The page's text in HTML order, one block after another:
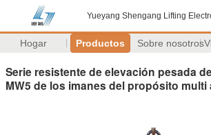
Yueyang Shengang Lifting
Hogar Productos Sobre nosotros
Serie resistente de elevación pesada
MW5 de los imanes del propósito multi